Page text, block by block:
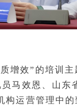
增效”的培训
马效恩、山
构运营管理中